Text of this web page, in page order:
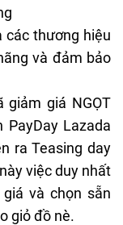
các thương hiệu
và đảm bảo
giảm giá NGỌT
Lazada
ra Teasing day
việc duy nhất
và chọn sẵn
giỏ đồ nè.